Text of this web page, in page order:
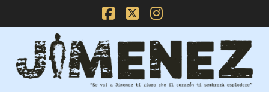
Facebook
X Instagram